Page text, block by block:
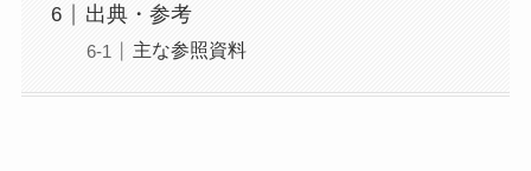
出典・参考
主な参照資料